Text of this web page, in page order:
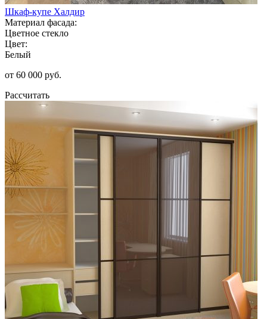
Шкаф-купе Халдир
Материал фасада:
Цветное стекло
Цвет:
Белый
от 60 000 руб.
Рассчитать